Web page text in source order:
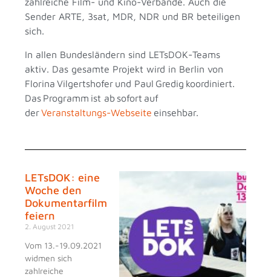
Sender ARTE, 3sat, MDR, NDR und BR beteiligen
sich.
In allen Bundesländern sind LETsDOK-Teams
aktiv. Das gesamte Projekt wird in Berlin von
Florina Vilgertshofer und Paul Gredig koordiniert.
Das Programm ist ab sofort auf
derVeranstaltungs-Webseite einsehbar.
LETsDOK: eine
Woche den
Dokumentarfilm
feiern
2. August 2021
Vom 13.-19.09.2021
widmen sich
zahlreiche